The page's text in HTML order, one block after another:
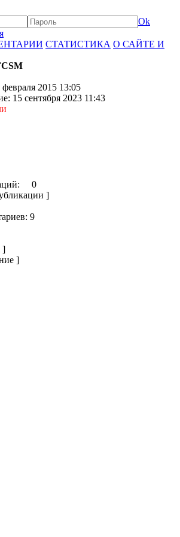
Ok
СТАТИСТИКА О САЙТЕ И
2015 13:05
15 сентября 2023 11:43
0
]
9
]
]